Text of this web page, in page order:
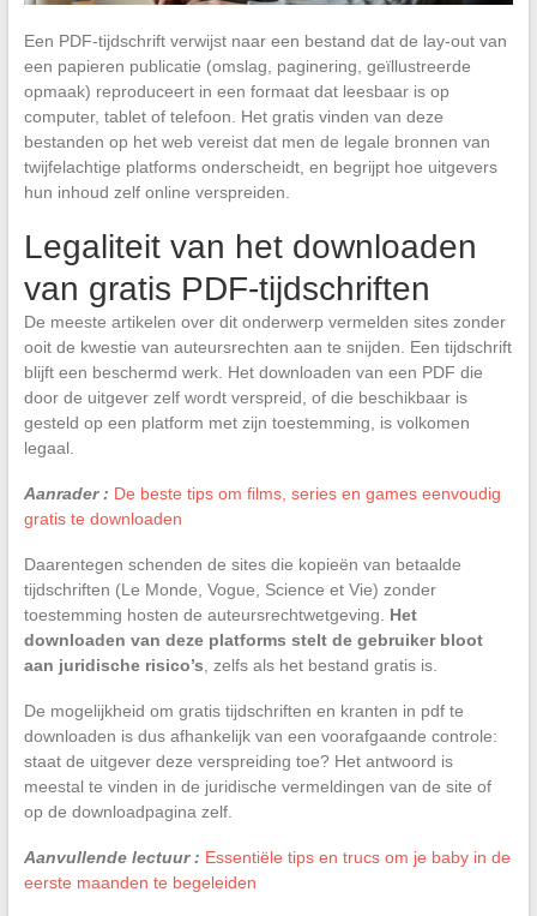
Een PDF-tijdschrift verwijst naar een bestand dat de lay-out van
een papieren publicatie (omslag, paginering, geïllustreerde
opmaak) reproduceert in een formaat dat leesbaar is op
computer, tablet of telefoon. Het gratis vinden van deze
bestanden op het web vereist dat men de legale bronnen van
twijfelachtige platforms onderscheidt, en begrijpt hoe uitgevers
hun inhoud zelf online verspreiden.
Legaliteit van het downloaden
van gratis PDF-tijdschriften
De meeste artikelen over dit onderwerp vermelden sites zonder
ooit de kwestie van auteursrechten aan te snijden. Een tijdschrift
blijft een beschermd werk. Het downloaden van een PDF die
door de uitgever zelf wordt verspreid, of die beschikbaar is
gesteld op een platform met zijn toestemming, is volkomen
legaal.
Aanrader : De beste tips om films, series en games eenvoudig
gratis te downloaden
Daarentegen schenden de sites die kopieën van betaalde
tijdschriften (Le Monde, Vogue, Science et Vie) zonder
toestemming hosten de auteursrechtwetgeving. Het
downloaden van deze platforms stelt de gebruiker bloot
aan juridische risico’s , zelfs als het bestand gratis is.
De mogelijkheid om gratis tijdschriften en kranten in pdf te
downloaden is dus afhankelijk van een voorafgaande controle:
staat de uitgever deze verspreiding toe? Het antwoord is
meestal te vinden in de juridische vermeldingen van de site of
op de downloadpagina zelf.
Aanvullende lectuur : Essentiële tips en trucs om je baby in de
eerste maanden te begeleiden